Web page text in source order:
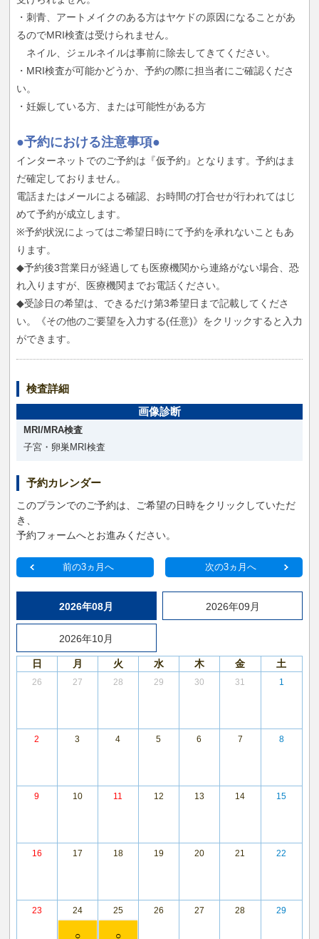
・刺青、アートメイクのある方はヤケドの原因になることがあ
るのでMRI検査は受けられません。
ネイル、ジェルネイルは事前に除去してきてください。
・MRI検査が可能かどうか、予約の際に担当者にご確認くださ
い。
・妊娠している方、または可能性がある方
●予約における注意事項●
インターネットでのご予約は『仮予約』となります。予約はま
だ確定しておりません。
電話またはメールによる確認、お時間の打合せが行われてはじ
めて予約が成立します。
※予約状況によってはご希望日時にて予約を承れないこともあ
ります。
◆予約後3営業日が経過しても医療機関から連絡がない場合、恐
れ入りますが、医療機関までお電話ください。
◆受診日の希望は、できるだけ第3希望日まで記載してくださ
い。《その他のご要望を入力する(任意)》をクリックすると入力
ができます。
検査詳細
画像診断
MRI/MRA検査
子宮・卵巣MRI検査
予約カレンダー
このプランでのご予約は、ご希望の日時をクリックしていただ
き、
予約フォームへとお進みください。
前の3ヵ月へ 次の3ヵ月へ
2026年08月 2026年09月
2026年10月
日 月 火 水 木 金 土
26 27 28 29 30 31 1
2 3 4 5 6 7 8
9 10 11 12 13 14 15
16 17 18 19 20 21 22
23 24
○
25
○
26 27 28 29